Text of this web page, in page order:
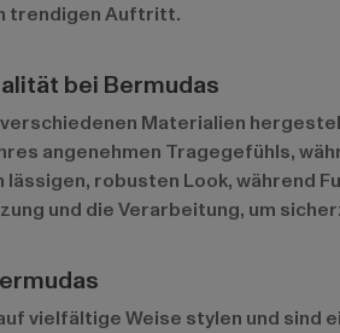
trendigen Auftritt.
bei Bermudas
Materialien
angenehmen Tragegefühls,
lässigen, robusten Look, während
und die Verarbeitung, um
vielfältige Weise stylen und